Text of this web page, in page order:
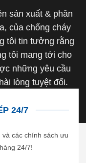
sản xuất & phân
của chống cháy
tôi tin tưởng rằng
tôi mang tới cho
những yêu cầu
lòng tuyệt đối.
24/7
các chính sách ưu
24/7!